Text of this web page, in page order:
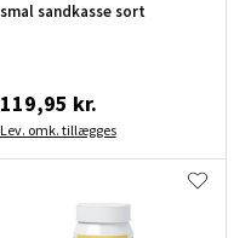
smal sandkasse sort
119,95 kr.
Lev. omk. tillægges